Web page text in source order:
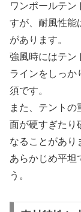
ワンポールテン
すが、耐風性能
があります。
強風時にはテン
ラインをしっか
須です。
また、テント
面が硬すぎたり
なることがあり
あらかじめ平坦
う。